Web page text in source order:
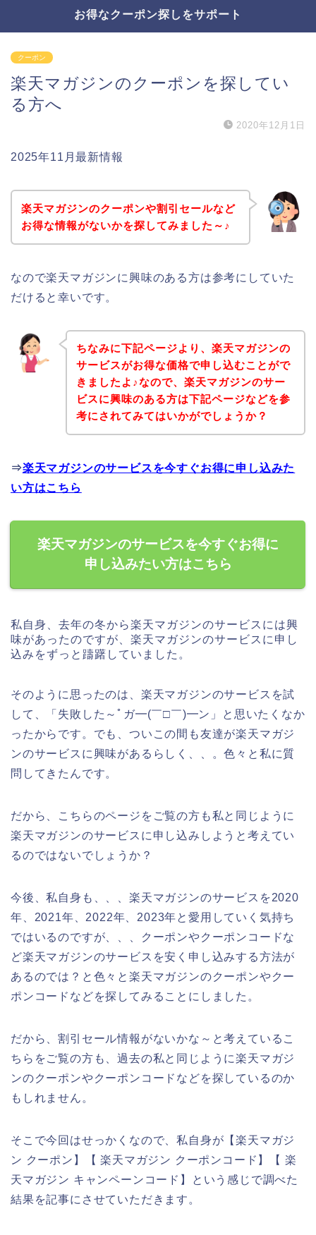
お得なクーポン探しをサポート
クーポン
楽天マガジンのクーポンを探してい
る方へ
2020年12月1日
2025年11月最新情報
楽天マガジンのクーポンや割引セールなど
お得な情報がないかを探してみました～♪
なので楽天マガジンに興味のある方は参考にしていた
だけると幸いです。
ちなみに下記ページより、楽天マガジンの
サービスがお得な価格で申し込むことがで
きましたよ♪なので、楽天マガジンのサー
ビスに興味のある方は下記ページなどを参
考にされてみてはいかがでしょうか？
⇒楽天マガジンのサービスを今すぐお得に申し込みた
い方はこちら
楽天マガジンのサービスを今すぐお得に
申し込みたい方はこちら
私自身、去年の冬から楽天マガジンのサービスには興
味があったのですが、楽天マガジンのサービスに申し
込みをずっと躊躇していました。
そのように思ったのは、楽天マガジンのサービスを試
して、「失敗した～ﾟガ━(￣□￣)━ン」と思いたくなか
ったからです。でも、ついこの間も友達が楽天マガジ
ンのサービスに興味があるらしく、、。色々と私に質
問してきたんです。
だから、こちらのページをご覧の方も私と同じように
楽天マガジンのサービスに申し込みしようと考えてい
るのではないでしょうか？
今後、私自身も、、、楽天マガジンのサービスを2020
年、2021年、2022年、2023年と愛用していく気持ち
ではいるのですが、、、クーポンやクーポンコードな
ど楽天マガジンのサービスを安く申し込みする方法が
あるのでは？と色々と楽天マガジンのクーポンやクー
ポンコードなどを探してみることにしました。
だから、割引セール情報がないかな～と考えているこ
ちらをご覧の方も、過去の私と同じように楽天マガジ
ンのクーポンやクーポンコードなどを探しているのか
もしれません。
そこで今回はせっかくなので、私自身が【楽天マガジ
ン クーポン】【 楽天マガジン クーポンコード】【 楽
天マガジン キャンペーンコード】という感じで調べた
結果を記事にさせていただきます。